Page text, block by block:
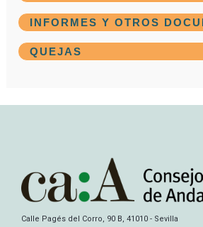
Calle Pagés del Corro, 90 B, 41010 - Sevilla